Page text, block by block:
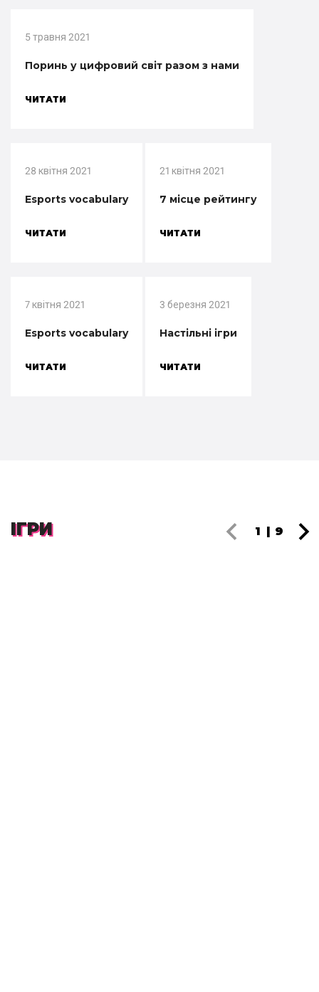
5 травня 2021
Поринь у цифровий світ разом з нами
ЧИТАТИ
28 квітня 2021
Esports vocabulary
ЧИТАТИ
21 квітня 2021
7 місце рейтингу
ЧИТАТИ
7 квітня 2021
Esports vocabulary
ЧИТАТИ
3 березня 2021
Настільні ігри
ЧИТАТИ
ІГРИ 1 | 9